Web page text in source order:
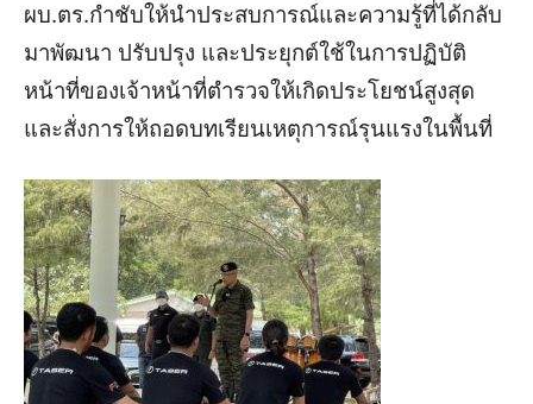
ผบ.ตร.กำชับให้นำประสบการณ์และความรู้ที่ได้กลับ
มาพัฒนา ปรับปรุง และประยุกต์ใช้ในการปฏิบัติ
หน้าที่ของเจ้าหน้าที่ตำรวจให้เกิดประโยชน์สูงสุด
และสั่งการให้ถอดบทเรียนเหตุการณ์รุนแรงในพื้นที่